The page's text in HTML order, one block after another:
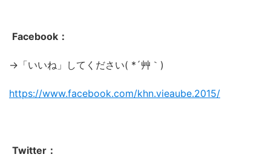
Facebook：
→「いいね」してください( *´艸｀)
https://www.facebook.com/khn.vieaube.2015/
Twitter：